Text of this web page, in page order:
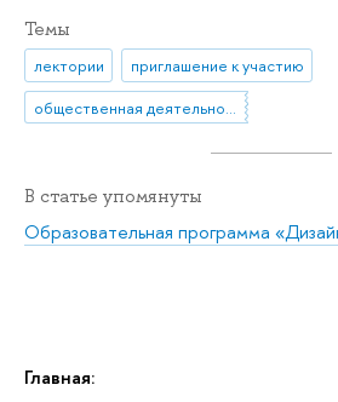
Главная:
Темы
лектории
приглашение к участию
В статье упомянуты
Образовательная программа